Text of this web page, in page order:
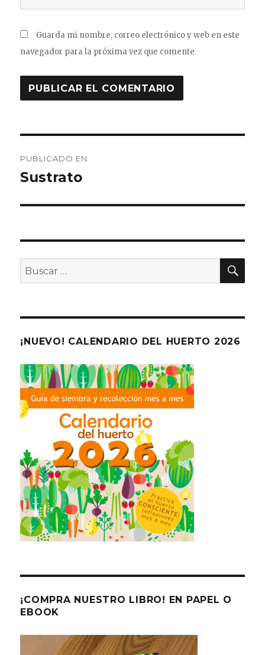
Guarda mi nombre, correo electrónico y web en este
navegador para la próxima vez que comente.
de
PUBLICADO EN
Sustrato
Buscar
por:
¡NUEVO! CALENDARIO DEL HUERTO 2026
¡COMPRA NUESTRO LIBRO! EN PAPEL O
EBOOK